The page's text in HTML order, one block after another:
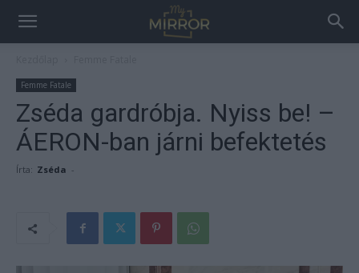
Femme Fatale
Zséda gardróbja. Nyiss be! –
ÁERON-ban járni befektetés
Írta: Zséda -